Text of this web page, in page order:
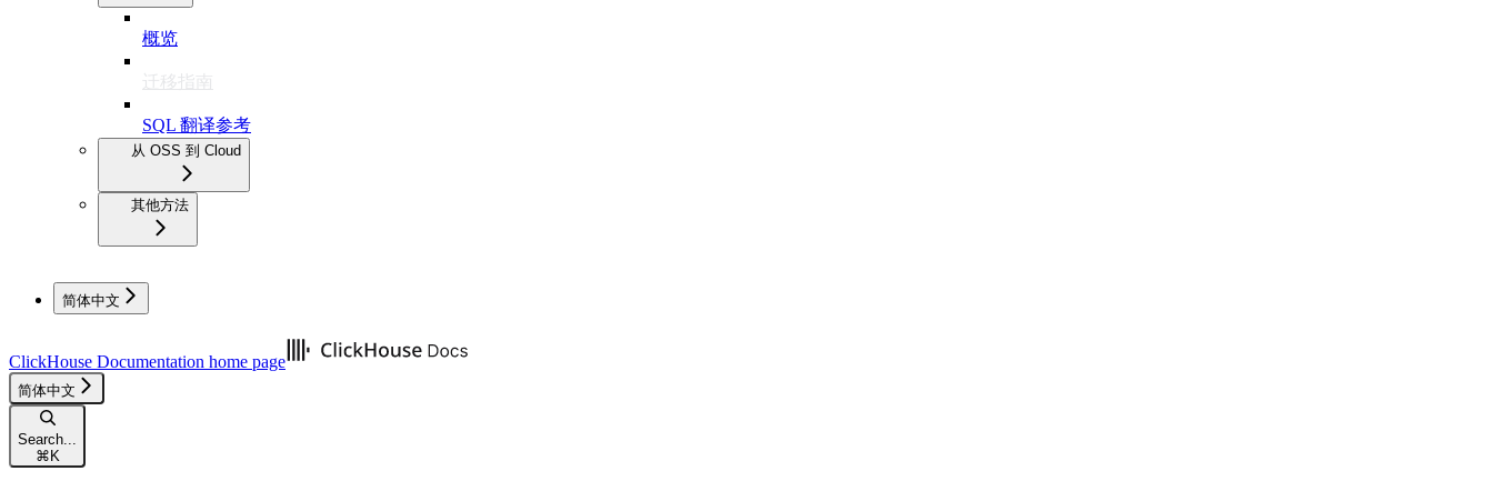
概览
迁移指南
SQL 翻译参考
从 OSS 到 Cloud
其他方法
简体中文
ClickHouse Documentation home page
简体中文
Search...
⌘ K